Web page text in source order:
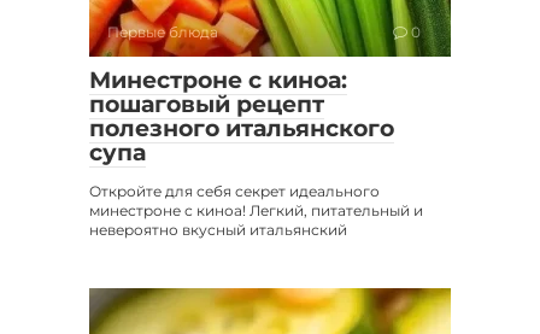
Первые блюда 0
Минестроне с киноа:
пошаговый рецепт
полезного итальянского
супа
Откройте для себя секрет идеального
минестроне с киноа! Легкий, питательный и
невероятно вкусный итальянский